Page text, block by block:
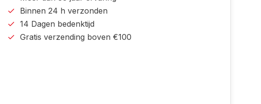
Binnen 24 h verzonden
14 Dagen bedenktijd
Gratis verzending boven €100